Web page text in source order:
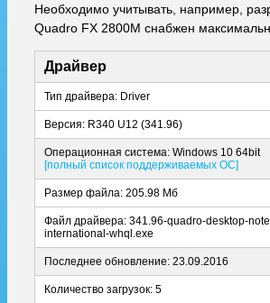
Необходимо учитывать, например,
Quadro FX 2800M снабжен
Драйвер
Тип драйвера: Driver
Версия: R340 U12 (341.96)
Операционная система: Windows 10 64bit
[полный список поддерживаемых ОС]
Размер файла: 205.98 Мб
Файл драйвера: 341.96-quadro-desktop-
international-whql.exe
Последнее обновление: 23.09.2016
Количество загрузок: 5